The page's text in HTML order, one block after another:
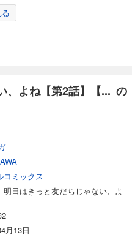
、よね【第2話】【... の
コミックス
明日はきっと友だちじゃない、よ
月13日